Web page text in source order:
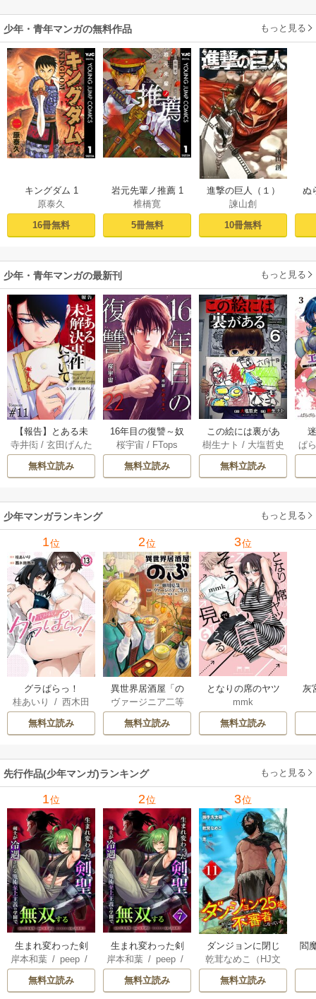
少年・青年マンガの無料作品 もっと見る
キングダム 1
原泰久
16冊無料
岩元先輩ノ推薦 1
椎橋寛
5冊無料
進撃の巨人（１）
諫山創
10冊無料
ぬ
少年・青年マンガの最新刊 もっと見る
【報告】とある未
解決事件について 1
1巻
寺井衒/ 玄田げんた
無料立読み
16年目の復讐～奴
らを地獄に送るま
で 22巻
桜宇宙 / FTops
無料立読み
この絵には裏があ
る 6巻
樹生ナト / 大塩哲史
無料立読み
ぱ
少年マンガランキング もっと見る
1位
グラぱらっ！
桂あいり
/西木田
景志
無料立読み
2位
異世界居酒屋「の
ぶ」
ヴァージニア二等
/ 蝉川夏哉
無料立読み
3位
となりの席のヤツ
がそういう目で見
てくる
mmk
無料立読み
灰
先行作品(少年マンガ)ランキング もっと見る
1位
生まれ変わった剣
聖、剣士が冷遇さ
れる魔術至上主義
の学園で無双する
岸本和葉/ peep/
染野静也 /
/taskey STUDI
無料立読み
2位
生まれ変わった剣
聖、剣士が冷遇さ
れる魔術至上主義
の学園で無双する
岸本和葉/ peep/
染野静也 /
/taskey STUDI
無料立読み
3位
ダンジョンに閉じ
込められて25年。
救出されたときに
は立派な不審者に
乾茸なめこ（HJ文
庫／ホビージャパ
ン刊）/御手洗太
無料立読み
閻